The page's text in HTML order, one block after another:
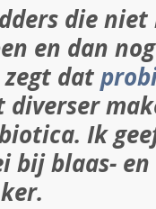
die
en dan
dat
Ik
bij blaas- en